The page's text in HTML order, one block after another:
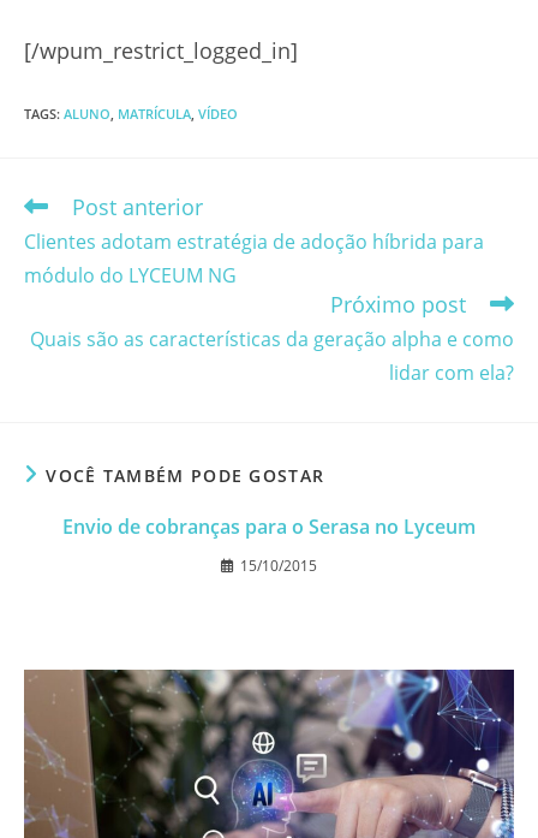
[/wpum_restrict_logged_in]
TAGS: ALUNO, MATRÍCULA, VÍDEO
Leia
mais
artigos
Post anterior
Clientes adotam estratégia de adoção híbrida para
módulo do LYCEUM NG
Próximo post
Quais são as características da geração alpha e como
lidar com ela?
VOCÊ TAMBÉM PODE GOSTAR
Envio de cobranças para o Serasa no Lyceum
15/10/2015